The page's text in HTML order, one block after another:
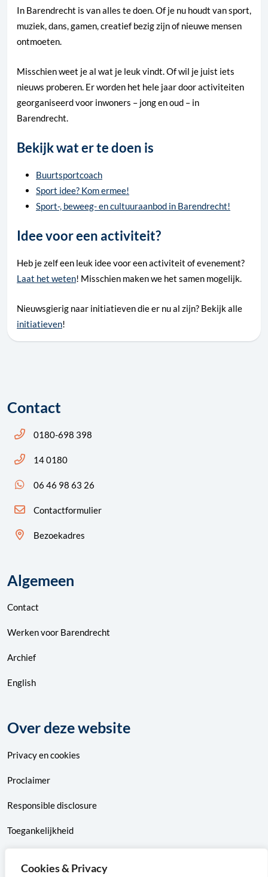
Cookies & Privacy
In Barendrecht is van alles te doen. Of je nu houdt van sport,
muziek, dans, gamen, creatief bezig zijn of nieuwe mensen
ontmoeten.
Misschien weet je al wat je leuk vindt. Of wil je juist iets
nieuws proberen. Er worden het hele jaar door activiteiten
georganiseerd voor inwoners – jong en oud – in
Barendrecht.
Bekijk wat er te doen is
Buurtsportcoach
Sport idee? Kom ermee!
Sport-, beweeg- en cultuuraanbod in Barendrecht!
Idee voor een activiteit?
Heb je zelf een leuk idee voor een activiteit of evenement?
Laat het weten! Misschien maken we het samen mogelijk.
Nieuwsgierig naar initiatieven die er nu al zijn? Bekijk alle
initiatieven!
Contact
Bel ons: 14 0180
0180-698 398
Bel ons: 14 0180
14 0180
App ons: 06 46 98 63 26 (WhatsApp)
06 46 98 63 26
Contactformulier
Bezoekadres
Algemeen
Contact
Werken voor Barendrecht
Archief
English
Over deze website
Privacyencookies
Proclaimer
Responsible disclosure
Toegankelijkheid